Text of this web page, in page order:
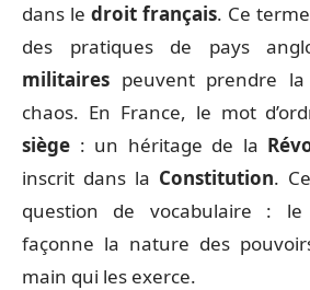
dans le droit français. Ce
des pratiques de pays
militaires peuvent prendre
chaos. En France, le mot
siège : un héritage de la
inscrit dans la Constitution.
question de vocabulaire :
façonne la nature des
main qui les exerce.